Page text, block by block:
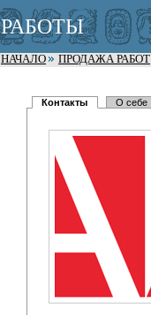
РАБОТЫ
НАЧАЛО ПРОДАЖА РАБОТ
Контакты О себе